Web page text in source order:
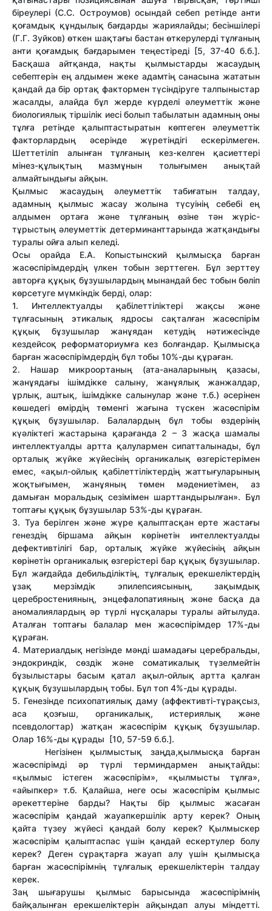
біреулері (С.С. Остроумов) осындай себеп ретінде анти
қоғамдық құндылық бағдарды жариялайды; бесіншілері
(Г.Г. Зуйков) өткен шақтағы бастан өткерулерді тұлғаның
анти қоғамдық бағдарымен теңестіреді [5, 37-40 б.б.].
Басқаша айтқанда, нақты қылмыстарды жасаудың
себептерін ең алдымен жеке адамтің санасына жататын
қандай да бір ортақ фактормен түсіндіруге талпыныстар
жасалды, алайда бұл жерде күрделі әлеуметтік және
биологиялық тіршілік иесі болып табылатын адамның оны
тұлға ретінде қалыптастыратын көптеген әлеуметтік
факторлардың әсерінде жүретіндігі ескерілмеген.
Шеттетіліп алынған тұлғаның кез-келген қасиеттері
мінез-құлықтың мазмұнын толығымен анықтай
алмайтындығы айқын.
Қылмыс жасаудың әлеуметтік табиғатын талдау,
адамның қылмыс жасау жолына түсуінің себебі ең
алдымен ортаға және тұлғаның өзіне тән жүріс-
тұрыстың әлеуметтік детерминанттарында жатқандығы
туралы ойға алып келеді.
Осы орайда Е.А. Копыстынский қылмысқа барған
жасөспірімдердің үлкен тобын зерттеген. Бұл зерттеу
авторға құқық бұзушылардың мынандай бес тобын бөліп
көрсетуге мүмкіндік берді, олар:
1. Интеллектуалды қабілеттіліктері жақсы және
тұлғасының этикалық ядросы сақталған жасөспірім
құқық бұзушылар жанұядан кетудің нәтижесінде
кездейсоқ реформаториумға кез болғандар. Қылмысқа
барған жасөспірімдердің бұл тобы 10%-ды құраған.
2. Нашар микроортаның (ата-аналарының қазасы,
жанұядағы ішімдікке салыну, жанұялық жанжалдар,
ұрлық, аштық, ішімдікке салынулар және т.б.) әсерінен
көшедегі өмірдің төменгі жағына түскен жасөспірім
құқық бұзушылар. Балалардың бұл тобы өздерінің
күәліктегі жастарына қарағанда 2 – 3 жасқа шамалы
интеллектуалды артта қалулармен сипатталынады, бұл
орталық жүйке жүйесінің органикалық өзгерістерімен
емес, «ақыл-ойлық қабілеттіліктердің жаттығуларының
жоқтығымен, жанұяның төмен мәдениетімен, аз
дамыған моральдық сезімімен шарттандырылған». Бұл
топтағы құқық бұзушылар 53%-ды құраған.
3. Туа берілген және жүре қалыптасқан ерте жастағы
генездің біршама айқын көрінетін интеллектуалды
дефективтілігі бар, орталық жүйке жүйесінің айқын
көрінетін органикалық өзгерістері бар құқық бұзушылар.
Бұл жағдайда дебильділіктің, тұлғалық ерекшеліктердің
ұзақ мерзімдік эпилепсиясының, зақымдық
церебростенияның, энцефалопатияның және басқа да
аномалиялардың әр түрлі нұсқалары туралы айтылуда.
Аталған топтағы балалар мен жасөспірімдер 17%-ды
құраған.
4. Материалдық негізінде мәнді шамадағы церебральды,
эндокриндік, сөздік және соматикалық түзелмейтін
бұзылыстары басым қатал ақыл-ойлық артта қалған
құқық бұзушылардың тобы. Бұл топ 4%-ды құрады.
5. Генезінде психопатиялық даму (аффективті-тұрақсыз,
аса қозғыш, органикалық, истериялық және
псевдологтар) жатқан жасөспірім құқық бұзушылар.
Олар 16%-ды құрады [10, 57-59 б.б.].
Негізінен қылмыстық заңда,қылмысқа барған
жасөспірімді әр түрлі терминдармен анықтайды:
«қылмыс істеген жасөспірім», «қылмысты тұлға»,
«айыпкер» т.б. Қалайша, неге осы жасөспірім қылмыс
әрекеттеріне барды? Нақты бір қылмыс жасаған
жасөспірім қандай жауапкершілік арту керек? Оның
қайта түзеу жүйесі қандай болу керек? Қылмыскер
жасөспірім қалыптаспас үшін қандай ескертулер болу
керек? Деген сұрақтарға жауап алу үшін қылмысқа
барған жасөспірімнің тұлғалық ерекшеліктерін талдау
керек.
Заң шығарушы қылмыс барысында жасөспірімнің
байқалынған ерекшеліктерін айқындап алуы міндетті.